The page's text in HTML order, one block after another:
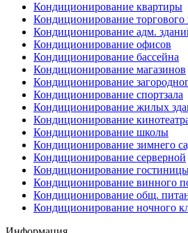
Кондиционирование квартиры
Кондиционирование торгового
Кондиционирование адм.
Кондиционирование офисов
Кондиционирование бассейна
Кондиционирование магазинов
Кондиционирование
Кондиционирование спортзала
Кондиционирование жилых
Кондиционирование
Кондиционирование школы
Кондиционирование зимнего
Кондиционирование серверной
Кондиционирование
Кондиционирование винного
Кондиционирование общ.
Кондиционирование ночного